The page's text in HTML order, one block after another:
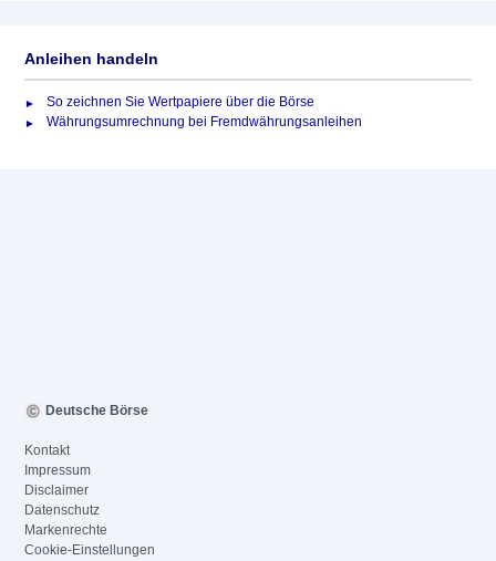
Anleihen handeln
So zeichnen Sie Wertpapiere über die Börse
Währungsumrechnung bei Fremdwährungsanleihen
Deutsche Börse
Kontakt
Impressum
Disclaimer
Datenschutz
Markenrechte
Cookie-Einstellungen